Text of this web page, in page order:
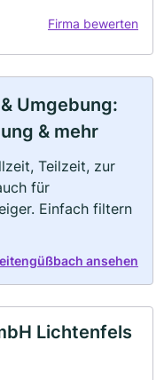
Firma bewerten
Umgebung:
& mehr
Teilzeit, zur
für
Einfach filtern
ansehen
Lichtenfels